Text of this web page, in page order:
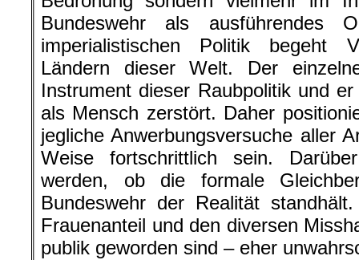
Bundeswehr als ausführendes
imperialistischen Politik begeht
Ländern dieser Welt. Der
Instrument dieser Raubpolitik und
als Mensch zerstört. Daher
jegliche Anwerbungsversuche aller
Weise fortschrittlich sein.
werden, ob die formale
Bundeswehr der Realität
Frauenanteil und den diversen
publik geworden sind – eher